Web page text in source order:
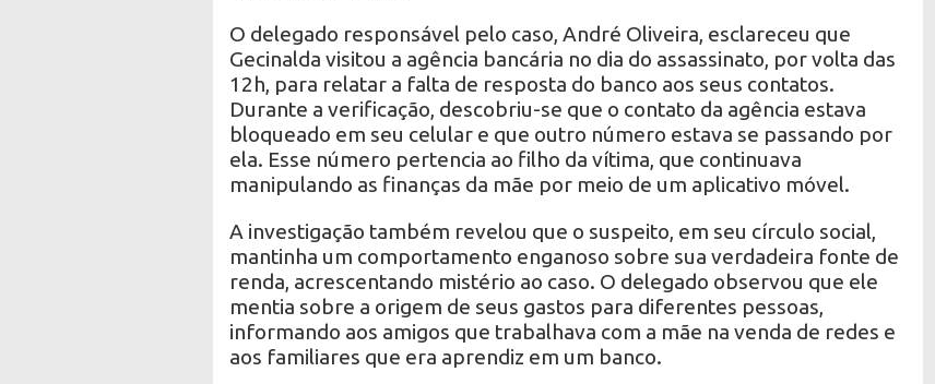
O delegado responsável pelo caso, André Oliveira, esclareceu que
Gecinalda visitou a agência bancária no dia do assassinato, por volta das
12h, para relatar a falta de resposta do banco aos seus contatos.
Durante a verificação, descobriu-se que o contato da agência estava
bloqueado em seu celular e que outro número estava se passando por
ela. Esse número pertencia ao filho da vítima, que continuava
manipulando as finanças da mãe por meio de um aplicativo móvel.
A investigação também revelou que o suspeito, em seu círculo social,
mantinha um comportamento enganoso sobre sua verdadeira fonte de
renda, acrescentando mistério ao caso. O delegado observou que ele
mentia sobre a origem de seus gastos para diferentes pessoas,
informando aos amigos que trabalhava com a mãe na venda de redes e
aos familiares que era aprendiz em um banco.